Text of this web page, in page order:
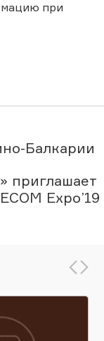
при
Балкарии
приглашает
Expo’19